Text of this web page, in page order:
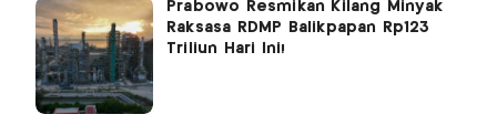
Prabowo Resmikan Kilang Minyak
Raksasa RDMP Balikpapan Rp123
Triliun Hari Ini!